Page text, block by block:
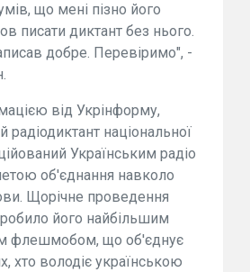
що мені пізно його
писати диктант без нього.
добре. Перевіримо", -
від Укрінформу,
радіодиктант національної
Українським радіо
об'єднання навколо
Щорічне проведення
його найбільшим
флешмобом, що об'єднує
хто володіє українською